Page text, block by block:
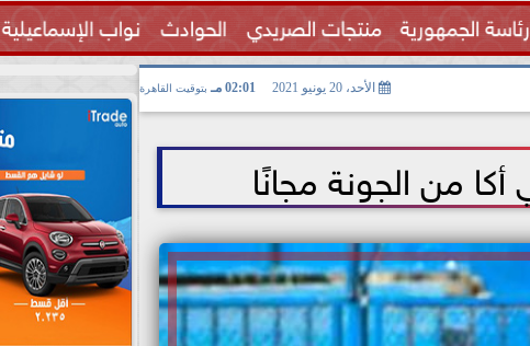
رئاسة الجمهورية منتجات الصريدي الحوادث نواب الإسماعيلية
الصحة الأحد، 20 يونيو 2021 02:01 مـ بتوقيت القاهرة
من الجونة مجانًا